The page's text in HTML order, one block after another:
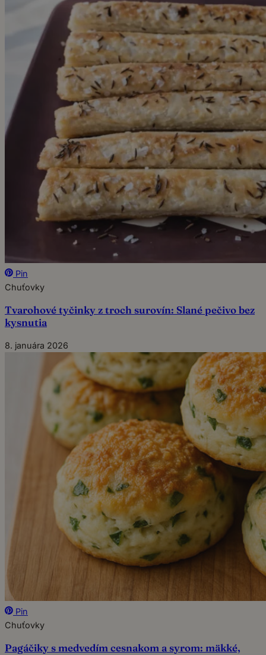
Pin
Chuťovky
Tvarohové tyčinky z troch surovín: Slané pečivo bez
kysnutia
8. januára 2026
Pin
Chuťovky
Pagáčiky s medvedím cesnakom a syrom: mäkké,